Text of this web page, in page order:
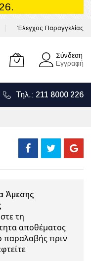
Έλεγχος Παραγγελίας
Το καλάθι μουΣύνδεση
Εγγραφή
Τηλ.: 211 8000 226
Άμεσης
τη
αποθέματος
παραλαβής πριν